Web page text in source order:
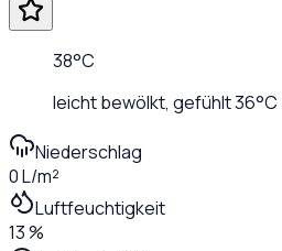
38°C
leicht bewölkt, gefühlt36°C
Niederschlag
0 L/m²
Luftfeuchtigkeit
13 %